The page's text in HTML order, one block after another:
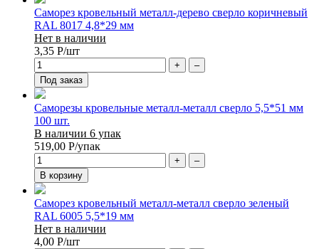
Саморез кровельный металл-дерево сверло коричневый
RAL 8017 4,8*29 мм
Нет в наличии
3,35 Р/шт
+
–
Под заказ
Саморезы кровельные металл-металл сверло 5,5*51 мм
100 шт.
В наличии 6 упак
519,00 Р/упак
+
–
В корзину
Саморез кровельный металл-металл сверло зеленый
RAL 6005 5,5*19 мм
Нет в наличии
4,00 Р/шт